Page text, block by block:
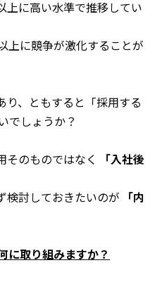
上に高い水準で推移してい
上に競争が激化することが
り、ともすると「採用する
でしょうか？
そのものではなく
「入社後
検討しておきたいのが
「内
に取り組みますか？